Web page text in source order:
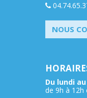
NOUS
Du lundi
de 9h à 12h